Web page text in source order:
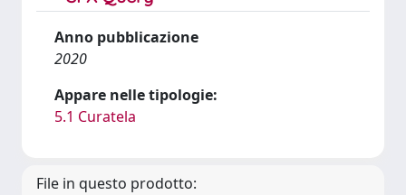
Anno pubblicazione
2020
Appare nelle tipologie:
5.1 Curatela
File in questo prodotto: